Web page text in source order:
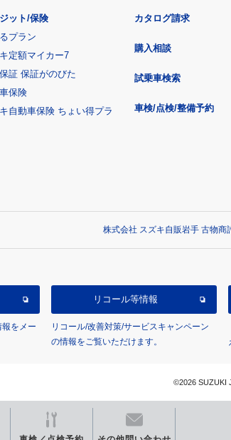
ット/保険
プラン
定額マイカー7
証 保証がのびた
保険
自動車保険 ちょい得プラ
カタログ請求
購入相談
試乗車検索
車検/点検/整備予約
株式会社 スズキ自販岩手 古物
をメー
リコール等情報
リコール/改善対策/サービスキャンペーン
の情報をご覧いただけます。
©2026 SUZUKI